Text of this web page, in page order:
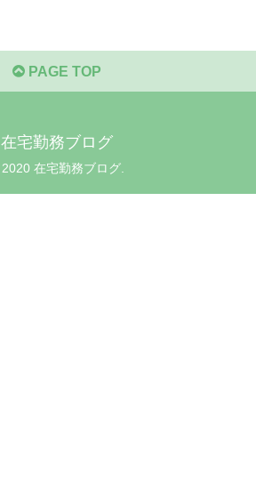
PAGE TOP
在宅勤務ブログ
在宅勤務ブログ.